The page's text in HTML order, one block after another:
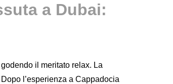
a Dubai:
il meritato relax. La
l’esperienza a Cappadocia